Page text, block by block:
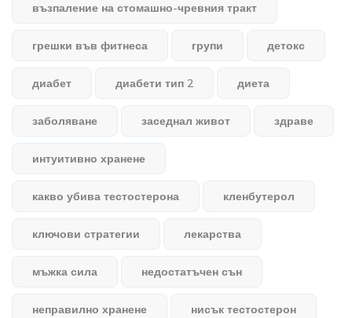
възпаление на стомашно-чревния тракт
грешки във фитнеса групи детокс
диабет диабети тип 2 диета
заболяване заседнал живот здраве
интуитивно хранене
какво убива тестостерона кленбутерол
ключови стратегии лекарства
мъжка сила недостатъчен сън
неправилно хранене нисък тестостерон